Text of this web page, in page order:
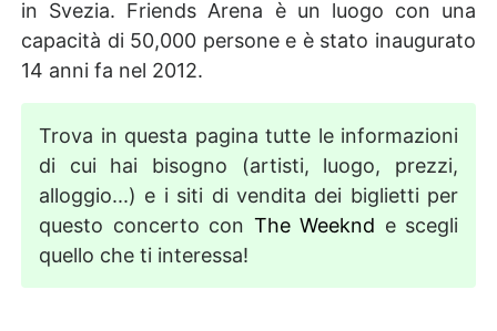
in Svezia. Friends Arena è un luogo con una
capacità di 50,000 persone e è stato inaugurato
14 anni fa nel 2012.
Trova in questa pagina tutte le informazioni
di cui hai bisogno (artisti, luogo, prezzi,
alloggio...) e i siti di vendita dei biglietti per
questo concerto con The Weeknd e scegli
quello che ti interessa!